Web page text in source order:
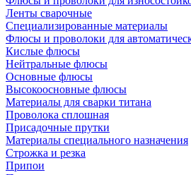
Ленты сварочные
Специализированные материалы
Флюсы и проволоки для
Кислые флюсы
Нейтральные флюсы
Основные флюсы
Высокоосновные флюсы
Материалы для сварки титана
Проволока сплошная
Присадочные прутки
Материалы специального назначения
Строжка и резка
Припои